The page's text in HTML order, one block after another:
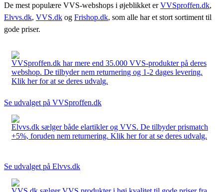
De mest populære VVS-webshops i øjeblikket erVVSproffen.dk,
Elvvs.dk, VVS.dk og Frishop.dk, som alle har et stort sortiment til
gode priser.
VVSproffen.dk har mere end 35.000 VVS-produkter på deres
webshop. De tilbyder nem returnering og 1-2 dages levering.
Klik her for at se deres udvalg.
Se udvalget på VVSproffen.dk
Elvvs.dk sælger både elartikler og VVS. De tilbyder prismatch
+5%, foruden nem returnering. Klik her for at se deres udvalg.
Se udvalget på Elvvs.dk